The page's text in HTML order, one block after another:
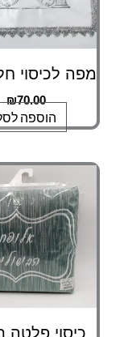
מפה לכיסוי
₪70.00
הוספה
כיסוי פלטה